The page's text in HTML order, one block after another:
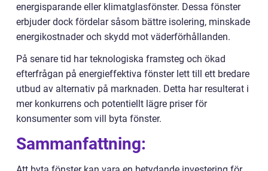
energisparande eller klimatglasfönster. Dessa fönster
erbjuder dock fördelar såsom bättre isolering, minskade
energikostnader och skydd mot väderförhållanden.
På senare tid har teknologiska framsteg och ökad
efterfrågan på energieffektiva fönster lett till ett bredare
utbud av alternativ på marknaden. Detta har resulterat i
mer konkurrens och potentiellt lägre priser för
konsumenter som vill byta fönster.
Sammanfattning: